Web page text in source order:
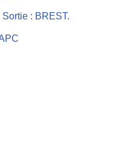
Sortie : BREST.